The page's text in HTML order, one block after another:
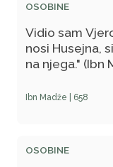
će
- Muhammed
pozvan
- Je li ovaj
pripadnici će
će tada pitati:
odgovoriti: -
su riječi
OSOBINE
Vidio sam
nosi Husejna,
na njega." (Ibn
Ibn Madže | 658
OSOBINE